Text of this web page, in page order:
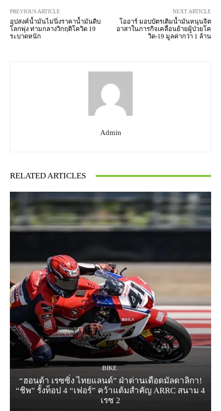
PREVIOUS ARTICLE
อุปสงค์น้ำมันไม่นิ่งราคาน้ำมันดิบ
โลกพุ่ง ท่ามกลางวิกฤติโควิด 19
ระบาดหนัก
NEXT ARTICLE
โออาร์ มอบบัตรเติมน้ำมันหนุนจิต
อาสาในภารกิจเคลื่อนย้ายผู้ป่วยโค
วิด-19 มูลค่ากว่า 1 ล้าน
Admin
RELATED ARTICLES
BIKE
“ฮอนด้า เรซซิ่ง ไทยแลนด์” ฝ่าด่านเดือดมัลดาลิกา!
“ชิพ” รั้งท็อป 4 “เฟอร์” คว้าแต้มสำคัญ ARRC สนาม 4
เรซ 2